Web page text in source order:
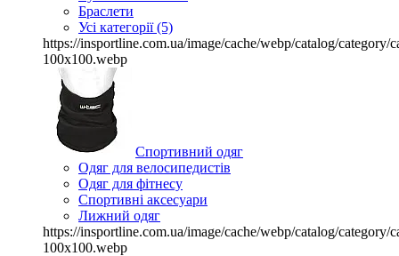
Браслети
Усі категорії (5)
https://insportline.com.ua/image/cache/webp/catalog/category/
100x100.webp
Спортивний одяг
Одяг для велосипедистів
Одяг для фітнесу
Спортивні аксесуари
Лижний одяг
https://insportline.com.ua/image/cache/webp/catalog/category/
100x100.webp